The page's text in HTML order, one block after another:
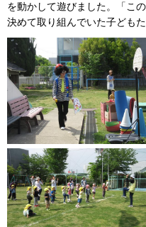
を動かして遊びました。「こ
決めて取り組んでいた子どもた